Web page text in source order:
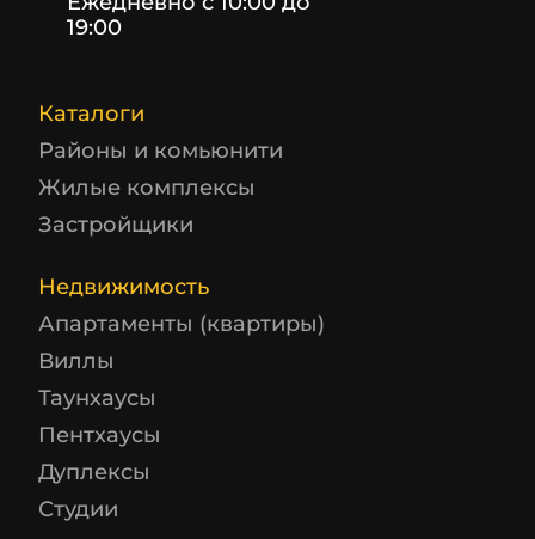
19:00
Каталоги
Районы и комьюнити
Жилые комплексы
Застройщики
Недвижимость
Апартаменты (квартиры)
Виллы
Таунхаусы
Пентхаусы
Дуплексы
Студии